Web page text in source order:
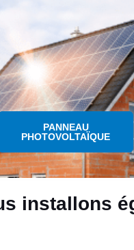
PANNEAU
PHOTOVOLTAÏQUE
installons